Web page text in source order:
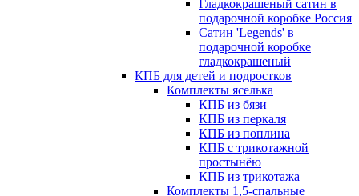
Гладкокрашеный сатин в
подарочной коробке Россия
Сатин 'Legends' в
подарочной коробке
гладкокрашеный
КПБ для детей и подростков
Комплекты яселька
КПБ из бязи
КПБ из перкаля
КПБ из поплина
КПБ с трикотажной
простынёю
КПБ из трикотажа
Комплекты 1,5-спальные